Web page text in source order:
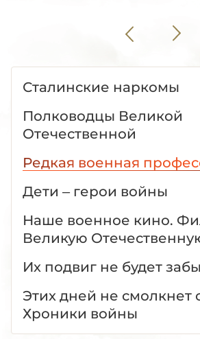
Сталинские наркомы
Полководцы Великой
Отечественной
Редкая военная
Дети – герои войны
Наше военное кино.
Великую
Их подвиг не будет
Этих дней не смолкнет
Хроники войны